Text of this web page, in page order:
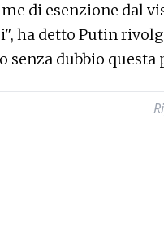
di esenzione dal
ha detto Putin
senza dubbio questa